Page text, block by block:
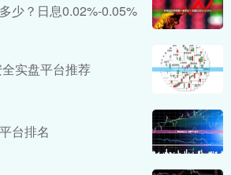
少？日息0.02%-0.05%
实盘平台推荐
台排名